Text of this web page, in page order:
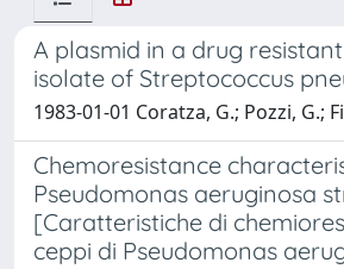
A plasmid in a drug
isolate of Streptococcus
1983-01-01 Coratza, G.; Pozzi, G.;
Chemoresistance
Pseudomonas aeruginosa
[Caratteristiche di
ceppi di Pseudomonas